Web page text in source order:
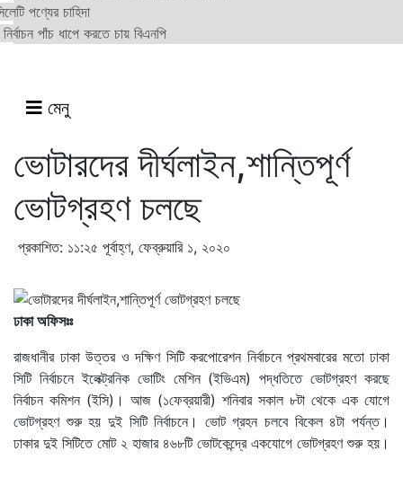
পণ্যের চাহিদা
পাঁচ ধাপে করতে চায় বিএনপি
মেনু
ভোটারদের দীর্ঘলাইন,শান্তিপূর্ণ
ভোটগ্রহণ চলছে
প্রকাশিত: ১১:২৫ পূর্বাহ্ণ, ফেব্রুয়ারি ১, ২০২০
ঢাকা অফিসঃঃ
রাজধানীর ঢাকা উত্তর ও দক্ষিণ সিটি করপোরেশন নির্বাচনে প্রথমবারের মতো ঢাকা
সিটি নির্বাচনে ইলেক্ট্রনিক ভোটিং মেশিন (ইভিএম) পদ্ধতিতে ভোটগ্রহণ করছে
নির্বাচন কমিশন (ইসি)। আজ (১ফেব্রয়ারী) শনিবার সকাল ৮টা থেকে এক যোগে
ভোটগ্রহণ শুরু হয় দুই সিটি নির্বাচনে। ভোট গ্রহন চলবে বিকেল ৪টা পর্যন্ত।
ঢাকার দুই সিটিতে মোট ২ হাজার ৪৬৮টি ভোটকেন্দ্রে একযোগে ভোটগ্রহণ শুরু হয়।